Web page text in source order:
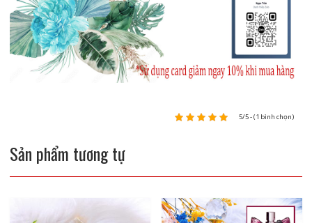
5/5 - (1 bình chọn)
Sản phẩm tương tự